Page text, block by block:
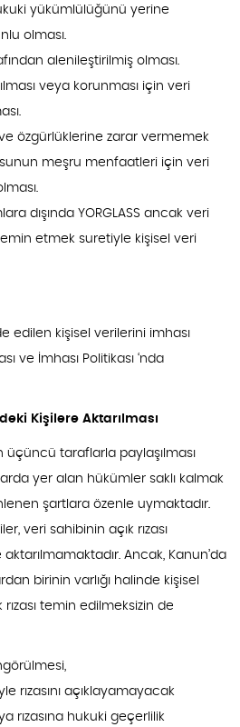
yükümlülüğünü yerine
olması.
alenileştirilmiş olması.
veya korunması için veri
özgürlüklerine zarar vermemek
meşru menfaatleri için veri
dışında YORGLASS ancak veri
temin etmek suretiyle kişisel veri
edilen kişisel verilerini imhası
ve İmhası Politikası ‘nda
Kişilere Aktarılması
üçüncü taraflarla paylaşılması
yer alan hükümler saklı kalmak
şartlara özenle uymaktadır.
veri sahibinin açık rızası
Ancak, Kanun’da
birinin varlığı halinde kişisel
temin edilmeksizin de
rızasını açıklayamayacak
rızasına hukuki geçerlilik